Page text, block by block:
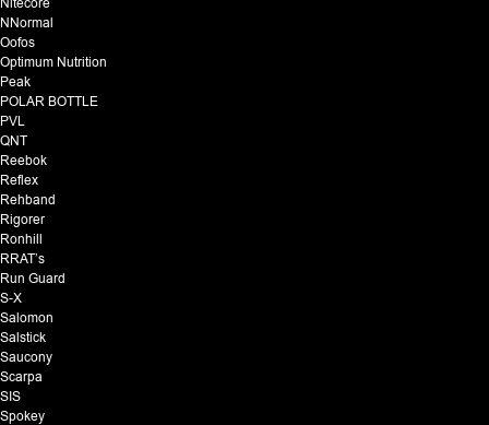
NNormal
Oofos
Optimum Nutrition
Peak
POLAR BOTTLE
PVL
QNT
Reebok
Reflex
Rehband
Rigorer
Ronhill
RRAT’s
Run Guard
S-X
Salomon
Salstick
Saucony
Scarpa
SIS
Spokey